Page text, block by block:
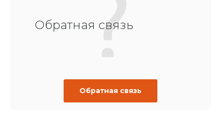
Обратная связь
Обратная связь